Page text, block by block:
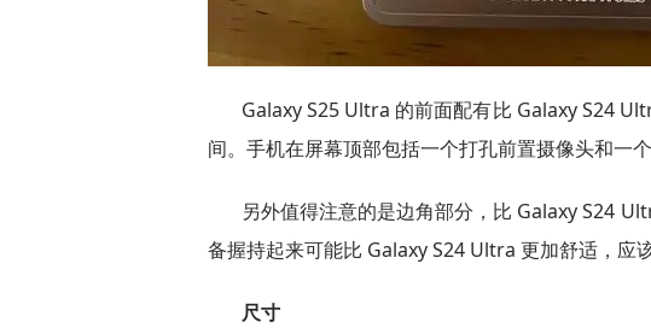
Galaxy S25 Ultra 的前面配有比 Galaxy S24
间。手机在屏幕顶部包括一个打孔前置摄像头和一个
另外值得注意的是边角部分，比 Galaxy S24
备握持起来可能比 Galaxy S24 Ultra 更加舒适，应
尺寸